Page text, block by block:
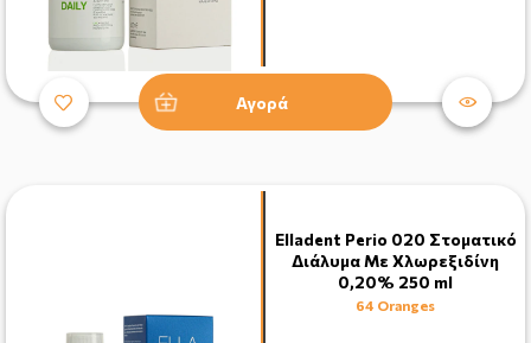
Αγορά
Elladent Perio 020 Στοματικό
Διάλυμα Με Χλωρεξιδίνη
0,20% 250 ml
64 Oranges